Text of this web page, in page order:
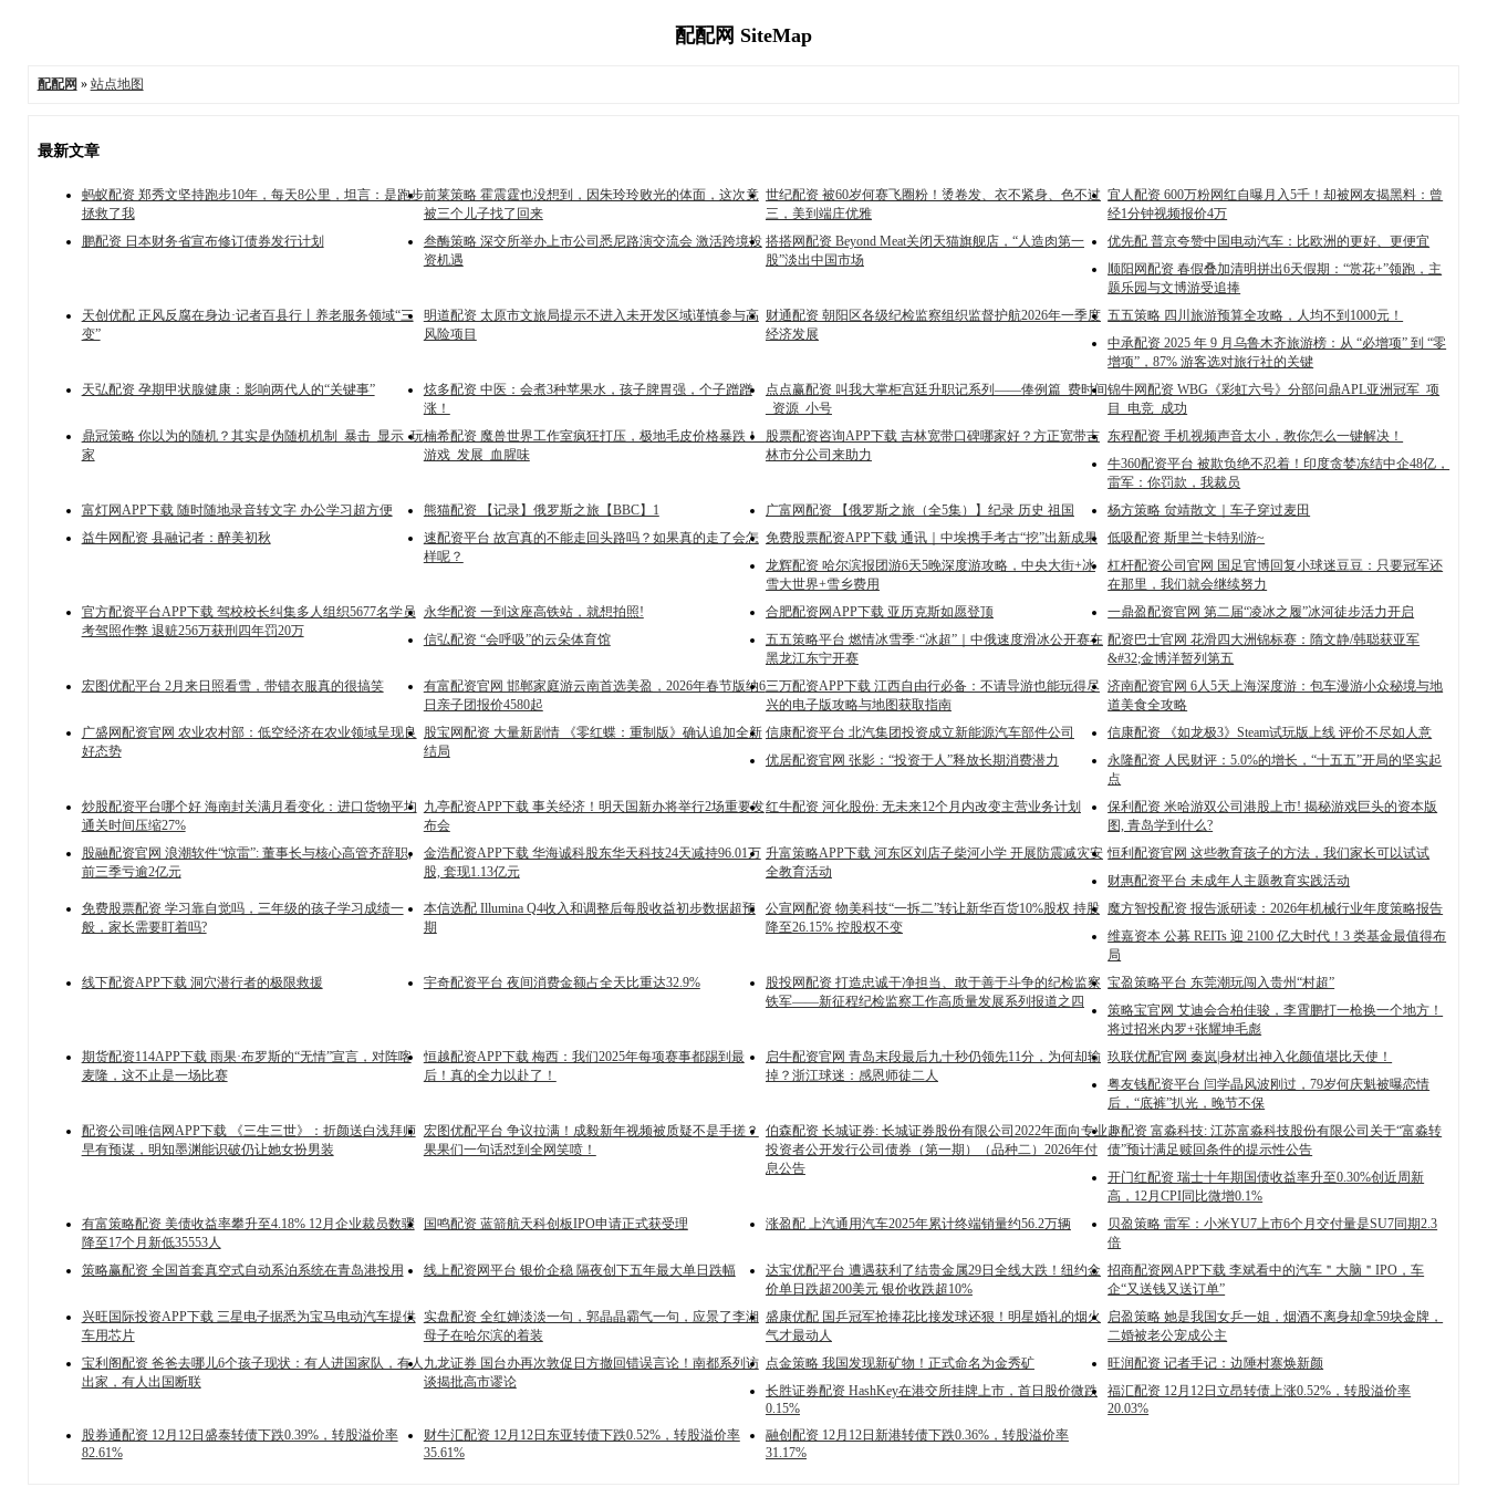
配配网 SiteMap
配配网 » 站点地图
最新文章
蚂蚁配资 郑秀文坚持跑步10年，每天8公里，坦言：是跑步
拯救了我
前莱策略 霍震霆也没想到，因朱玲玲败光的体面，这次竟
被三个儿子找了回来
世纪配资 被60岁何赛飞圈粉！烫卷发、衣不紧身、色不过
三，美到端庄优雅
宜人配资 600万粉网红自曝月入5千！却被网友揭黑料：曾
经1分钟视频报价4万
鹏配资 日本财务省宣布修订债券发行计划
叁酶策略 深交所举办上市公司悉尼路演交流会 激活跨境投
资机遇
搭搭网配资 Beyond Meat关闭天猫旗舰店，“人造肉第一
股”淡出中国市场
优先配 普京夸赞中国电动汽车：比欧洲的更好、更便宜
顺阳网配资 春假叠加清明拼出6天假期：“赏花+”领跑，主
题乐园与文博游受追捧
天创优配 正风反腐在身边·记者百县行丨养老服务领域“三
变”
明道配资 太原市文旅局提示不进入未开发区域谨慎参与高
风险项目
财通配资 朝阳区各级纪检监察组织监督护航2026年一季度
经济发展
五五策略 四川旅游预算全攻略，人均不到1000元！
中承配资 2025 年 9 月乌鲁木齐旅游榜：从 “必增项” 到 “零
增项”，87% 游客选对旅行社的关键
天弘配资 孕期甲状腺健康：影响两代人的“关键事”
炫多配资 中医：会煮3种苹果水，孩子脾胃强，个子蹭蹭
涨！
点点赢配资 叫我大掌柜宫廷升职记系列——俸例篇_费时间
_资源_小号
锦牛网配资 WBG《彩虹六号》分部问鼎APL亚洲冠军_项
目_电竞_成功
鼎冠策略 你以为的随机？其实是伪随机机制_暴击_显示_玩
家
楠希配资 魔兽世界工作室疯狂打压，极地毛皮价格暴跌！_
游戏_发展_血腥味
股票配资咨询APP下载 吉林宽带口碑哪家好？方正宽带吉
林市分公司来助力
东程配资 手机视频声音太小，教你怎么一键解决！
牛360配资平台 被欺负绝不忍着！印度贪婪冻结中企48亿，
雷军：你罚款，我裁员
富灯网APP下载 随时随地录音转文字 办公学习超方便
熊猫配资 【记录】俄罗斯之旅【BBC】1 广富网配资 【俄罗斯之旅（全5集）】纪录 历史 祖国
杨方策略 贠靖散文｜车子穿过麦田
益牛网配资 县融记者：醉美初秋
速配资平台 故宫真的不能走回头路吗？如果真的走了会怎
样呢？
免费股票配资APP下载 通讯｜中埃携手考古“挖”出新成果
低吸配资 斯里兰卡特别游~
龙辉配资 哈尔滨报团游6天5晚深度游攻略，中央大街+冰
雪大世界+雪乡费用
杠杆配资公司官网 国足官博回复小球迷豆豆：只要冠军还
在那里，我们就会继续努力
官方配资平台APP下载 驾校校长纠集多人组织5677名学员
考驾照作弊 退赃256万获刑四年罚20万
永华配资 一到这座高铁站，就想拍照! 合肥配资网APP下载 亚历克斯如愿登顶
一鼎盈配资官网 第二届“凌冰之履”冰河徒步活力开启
信弘配资 “会呼吸”的云朵体育馆
五五策略平台 燃情冰雪季·“冰超”｜中俄速度滑冰公开赛在
黑龙江东宁开赛
配资巴士官网 花滑四大洲锦标赛：隋文静/韩聪获亚军
&#32;金博洋暂列第五
宏图优配平台 2月来日照看雪，带错衣服真的很搞笑
有富配资官网 邯郸家庭游云南首选美盈，2026年春节版纳6
日亲子团报价4580起
三万配资APP下载 江西自由行必备：不请导游也能玩得尽
兴的电子版攻略与地图获取指南
济南配资官网 6人5天上海深度游：包车漫游小众秘境与地
道美食全攻略
广盛网配资官网 农业农村部：低空经济在农业领域呈现良
好态势
股宝网配资 大量新剧情 《零红蝶：重制版》确认追加全新
结局
信康配资平台 北汽集团投资成立新能源汽车部件公司
信康配资 《如龙极3》Steam试玩版上线 评价不尽如人意
优居配资官网 张影：“投资于人”释放长期消费潜力
永隆配资 人民财评：5.0%的增长，“十五五”开局的坚实起
点
炒股配资平台哪个好 海南封关满月看变化：进口货物平均
通关时间压缩27%
九亭配资APP下载 事关经济！明天国新办将举行2场重要发
布会
红牛配资 河化股份: 无未来12个月内改变主营业务计划
保利配资 米哈游双公司港股上市! 揭秘游戏巨头的资本版
图, 青岛学到什么?
股融配资官网 浪潮软件“惊雷”: 董事长与核心高管齐辞职,
前三季亏逾2亿元
金浩配资APP下载 华海诚科股东华天科技24天减持96.01万
股, 套现1.13亿元
升富策略APP下载 河东区刘店子柴河小学 开展防震减灾安
全教育活动
恒利配资官网 这些教育孩子的方法，我们家长可以试试
财惠配资平台 未成年人主题教育实践活动
免费股票配资 学习靠自觉吗，三年级的孩子学习成绩一
般，家长需要盯着吗?
本信选配 Illumina Q4收入和调整后每股收益初步数据超预
期
公宣网配资 物美科技“一拆二”转让新华百货10%股权 持股
降至26.15% 控股权不变
魔方智投配资 报告派研读：2026年机械行业年度策略报告
维嘉资本 公募 REITs 迎 2100 亿大时代！3 类基金最值得布
局
线下配资APP下载 洞穴潜行者的极限救援
宇奇配资平台 夜间消费金额占全天比重达32.9%
股投网配资 打造忠诚干净担当、敢于善于斗争的纪检监察
铁军——新征程纪检监察工作高质量发展系列报道之四
宝盈策略平台 东莞潮玩闯入贵州“村超”
策略宝官网 艾迪会合柏佳骏，李霄鹏打一枪换一个地方！
将过招米内罗+张耀坤毛彪
期货配资114APP下载 雨果·布罗斯的“无情”宣言，对阵喀
麦隆，这不止是一场比赛
恒越配资APP下载 梅西：我们2025年每项赛事都踢到最
后！真的全力以赴了！
启牛配资官网 青岛末段最后九十秒仍领先11分，为何却输
掉？浙江球迷：感恩师徒二人
玖联优配官网 秦岚|身材出神入化颜值堪比天使！
粤友钱配资平台 闫学晶风波刚过，79岁何庆魁被曝恋情
后，“底裤”扒光，晚节不保
配资公司唯信网APP下载 《三生三世》：折颜送白浅拜师
早有预谋，明知墨渊能识破仍让她女扮男装
宏图优配平台 争议拉满！成毅新年视频被质疑不是手搓？
果果们一句话怼到全网笑喷！
伯森配资 长城证券: 长城证券股份有限公司2022年面向专业
投资者公开发行公司债券（第一期）（品种二）2026年付
息公告
趣配资 富淼科技: 江苏富淼科技股份有限公司关于“富淼转
债”预计满足赎回条件的提示性公告
开门红配资 瑞士十年期国债收益率升至0.30%创近周新
高，12月CPI同比微增0.1%
有富策略配资 美债收益率攀升至4.18% 12月企业裁员数骤
降至17个月新低35553人
国鸣配资 蓝箭航天科创板IPO申请正式获受理 涨盈配 上汽通用汽车2025年累计终端销量约56.2万辆
贝盈策略 雷军：小米YU7上市6个月交付量是SU7同期2.3
倍
策略赢配资 全国首套真空式自动系泊系统在青岛港投用
线上配资网平台 银价企稳 隔夜创下五年最大单日跌幅
达宝优配平台 遭遇获利了结贵金属29日全线大跌！纽约金
价单日跌超200美元 银价收跌超10%
招商配资网APP下载 李斌看中的汽车＂大脑＂IPO，车
企“又送钱又送订单”
兴旺国际投资APP下载 三星电子据悉为宝马电动汽车提供
车用芯片
实盘配资 全红婵淡淡一句，郭晶晶霸气一句，应景了李湘
母子在哈尔滨的着装
盛康优配 国乒冠军抢捧花比接发球还狠！明星婚礼的烟火
气才最动人
启盈策略 她是我国女乒一姐，烟酒不离身却拿59块金牌，
二婚被老公宠成公主
宝利阁配资 爸爸去哪儿6个孩子现状：有人进国家队，有人
出家，有人出国断联
九龙证券 国台办再次敦促日方撤回错误言论！南都系列访
谈揭批高市谬论
点金策略 我国发现新矿物！正式命名为金秀矿
旺润配资 记者手记：边陲村寨焕新颜
长胜证券配资 HashKey在港交所挂牌上市，首日股价微跌
0.15%
福汇配资 12月12日立昂转债上涨0.52%，转股溢价率
20.03%
股券通配资 12月12日盛泰转债下跌0.39%，转股溢价率
82.61%
财牛汇配资 12月12日东亚转债下跌0.52%，转股溢价率
35.61%
融创配资 12月12日新港转债下跌0.36%，转股溢价率
31.17%